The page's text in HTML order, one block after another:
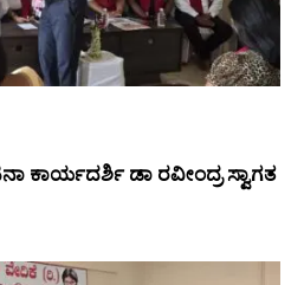
ಕಾರ್ಯದರ್ಶಿ ಡಾ ರವೀಂದ್ರ ಸ್ವಾಗತ